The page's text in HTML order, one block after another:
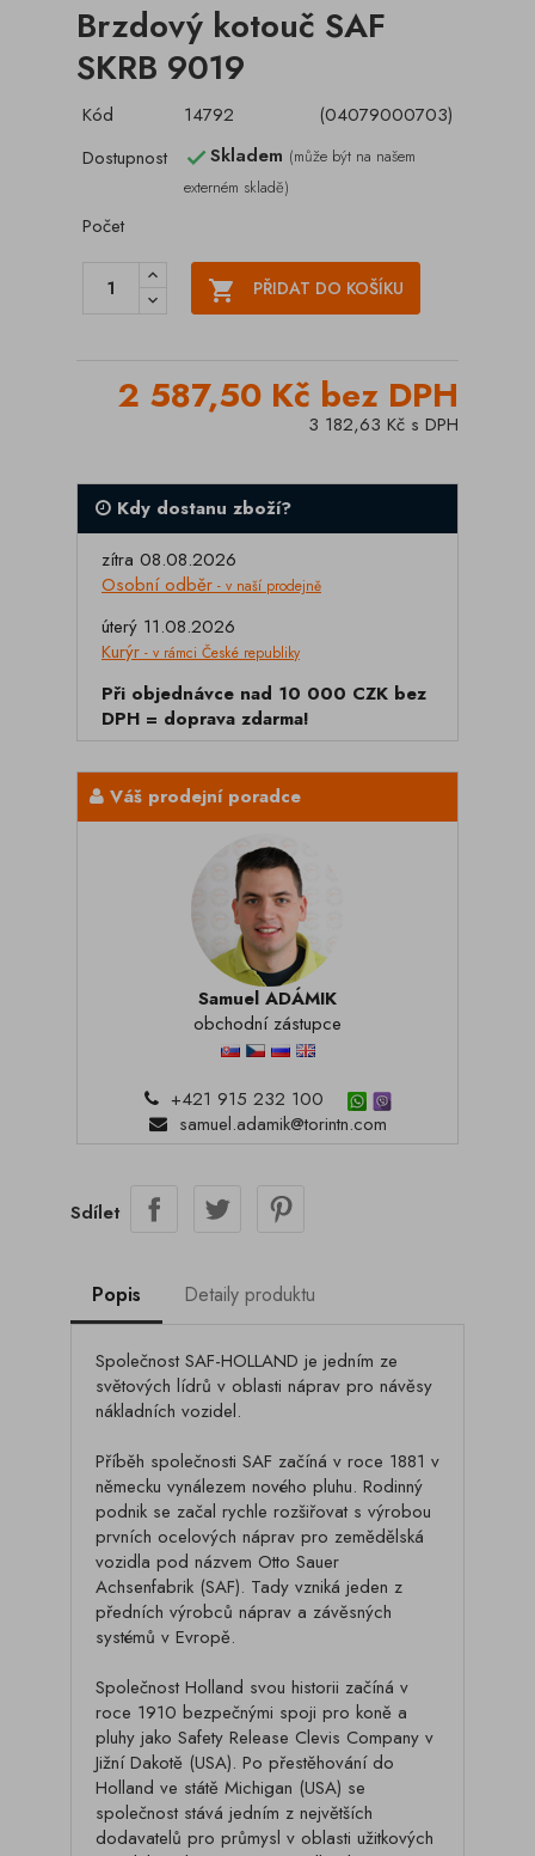
Brzdový kotouč SAF
SKRB 9019
Kód 14792
(04079000703)
Dostupnost
Skladem (může být na našem
externém skladě)
Počet
 PŘIDAT DO KOŠÍKU
2 587,50 Kč bez DPH
3 182,63 Kč s DPH
Kdy dostanu zboží?
zítra 08.08.2026
Osobní odběr - v naší prodejně
úterý 11.08.2026
Kurýr - v rámci České republiky
Při objednávce nad 10 000 CZK bez
DPH = doprava zdarma!
Váš prodejní poradce
Samuel ADÁMIK
obchodní zástupce
+421 915 232 100
samuel.adamik@torintn.com
Sdílet
Popis Detaily produktu
Společnost SAF-HOLLAND je jedním ze
světových lídrů v oblasti náprav pro návěsy
nákladních vozidel.
Příběh společnosti SAF začíná v roce 1881 v
německu vynálezem nového pluhu. Rodinný
podnik se začal rychle rozšiřovat s výrobou
prvních ocelových náprav pro zemědělská
vozidla pod názvem Otto Sauer
Achsenfabrik (SAF). Tady vzniká jeden z
předních výrobců náprav a závěsných
systémů v Evropě.
Společnost Holland svou historii začíná v
roce 1910 bezpečnými spoji pro koně a
pluhy jako Safety Release Clevis Company v
Jižní Dakotě (USA). Po přestěhování do
Holland ve státě Michigan (USA) se
společnost stává jedním z největších
dodavatelů pro průmysl v oblasti užitkových